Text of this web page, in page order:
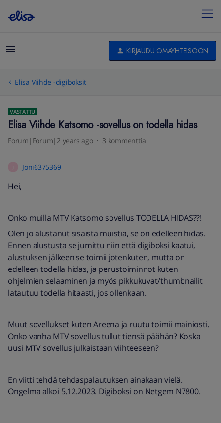
KIRJAUDU OMAYHTEISÖÖN
Elisa Viihde -digiboksit
VASTATTU
Elisa Viihde Katsomo -sovellus on todella hidas
Forum|Forum|2 years ago 3 kommenttia
Joni6375369
Hei,
Onko muilla MTV Katsomo sovellus TODELLA HIDAS??!
Olen jo alustanut sisäistä muistia, se on edelleen hidas.
Ennen alustusta se jumittu niin että digiboksi kaatui,
alustuksen jälkeen se toimii jotenkuten, mutta on
edelleen todella hidas, ja perustoiminnot kuten
ohjelmien selaaminen ja myös pikkukuvat/thumbnailit
latautuu todella hitaasti, jos ollenkaan.
Muut sovellukset kuten Areena ja ruutu toimii mainiosti.
Onko vanha MTV sovellus tullut tiensä päähän? Koska
uusi MTV sovellus julkaistaan viihteeseen?
En viitti tehdä tehdaspalautuksen ainakaan vielä.
Ongelma alkoi 5.12.2023. Digiboksi on Netgem N7800.